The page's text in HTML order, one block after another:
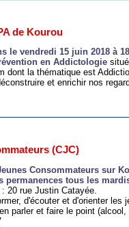
de Kourou
le vendredi 15 juin 2018 à
en Addictologie
dont la thématique est
et enrichir nos
(CJC)
Consommateurs sur
permanences tous les
20 rue Justin Catayée.
d'écouter et d'orienter les
parler et faire le point (alcool,